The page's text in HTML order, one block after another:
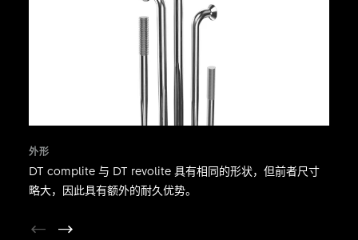
外形
DT complite 与 DT revolite 具有相同的形状，但前者尺寸
略大，因此具有额外的耐久优势。